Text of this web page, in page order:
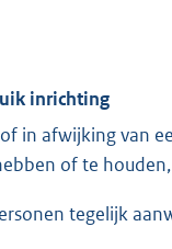
inrichting
in afwijking van
of te
tegelijk